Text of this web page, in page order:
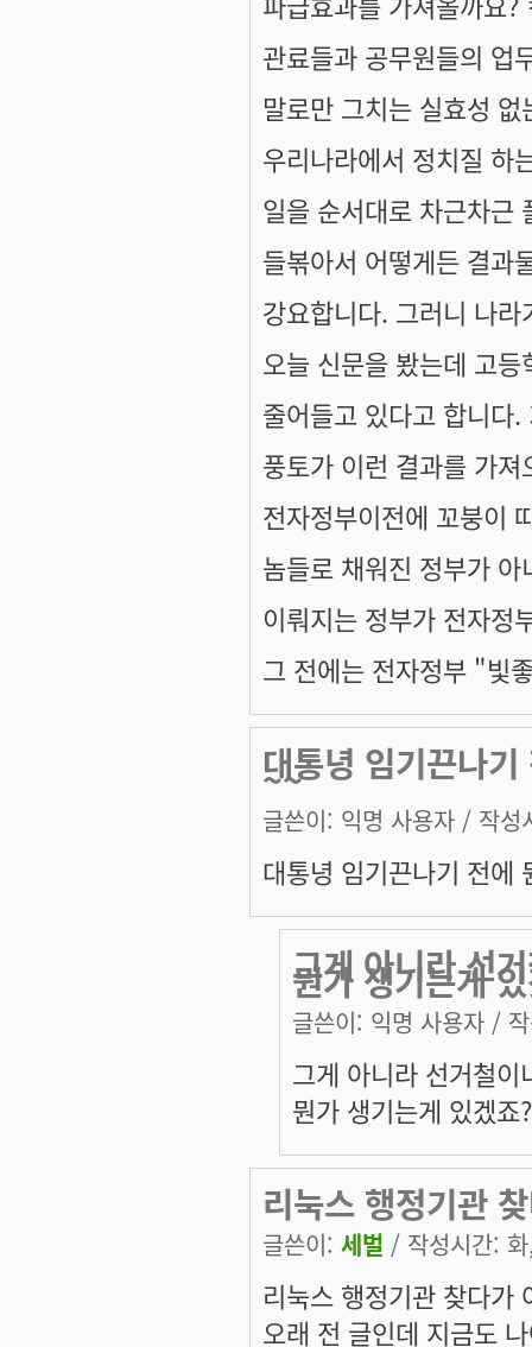
관료들과 공무원들의 업
말로만 그치는 실효성
우리나라에서 정치질 하
일을 순서대로 차근차근
들볶아서 어떻게든 결과
강요합니다. 그러니 나
오늘 신문을 봤는데 고
줄어들고 있다고 합니다
풍토가 이런 결과를 가
전자정부이전에 꼬붕이
놈들로 채워진 정부가
이뤄지는 정부가 전자정
그 전에는 전자정부 "빛
대통녕 임기끈나
~~
글쓴이: 익명 사용자 / 작성
대통녕 임기끈나기 전에
그게 아니라 선
뭔가 생기는게
글쓴이: 익명 사용자 /
그게 아니라 선거철
뭔가 생기는게 있겠죠?
리눅스 행정기관
글쓴이: 세벌 / 작성시간:
리눅스 행정기관 찾다가
오래 전 글인데 지금도